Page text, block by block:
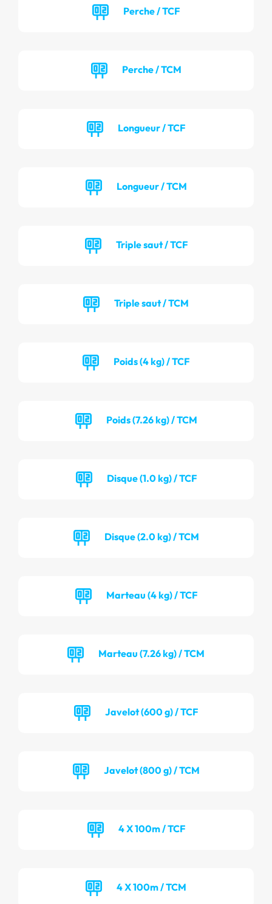
Perche / TCF
Perche / TCM
Longueur / TCF
Longueur / TCM
Triple saut / TCF
Triple saut / TCM
Poids (4 kg) / TCF
Poids (7.26 kg) / TCM
Disque (1.0 kg) / TCF
Disque (2.0 kg) / TCM
Marteau (4 kg) / TCF
Marteau (7.26 kg) / TCM
Javelot (600 g) / TCF
Javelot (800 g) / TCM
4 X 100m / TCF
4 X 100m / TCM